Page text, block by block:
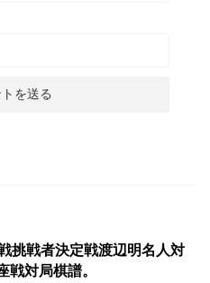
挑戦者決定戦渡辺明名人対
戦対局棋譜。